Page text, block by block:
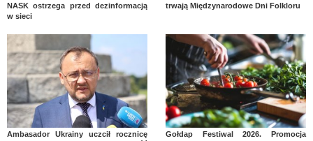
NASK ostrzega przed dezinformacją
w sieci
trwają Międzynarodowe Dni Folkloru
Ambasador Ukrainy uczcił rocznicę
Gołdap Festiwal 2026. Promocja